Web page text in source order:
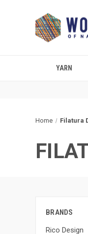
YARN
Home Filatura
BRANDS
Rico Design